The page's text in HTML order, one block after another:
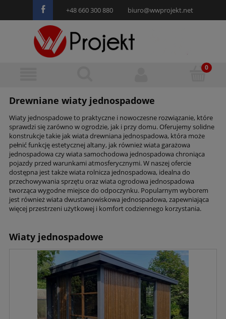
+48 660 300 880 biuro@wwprojekt.net
Drewniane wiaty jednospadowe
Wiaty jednospadowe to praktyczne i nowoczesne rozwiązanie, które
sprawdzi się zarówno w ogrodzie, jak i przy domu. Oferujemy solidne
konstrukcje takie jak wiata drewniana jednospadowa, która może
pełnić funkcję estetycznej altany, jak również wiata garażowa
jednospadowa czy wiata samochodowa jednospadowa chroniąca
pojazdy przed warunkami atmosferycznymi. W naszej ofercie
dostępna jest także wiata rolnicza jednospadowa, idealna do
przechowywania sprzętu oraz wiata ogrodowa jednospadowa
tworząca wygodne miejsce do odpoczynku. Popularnym wyborem
jest również wiata dwustanowiskowa jednospadowa, zapewniająca
więcej przestrzeni użytkowej i komfort codziennego korzystania.
Wiaty jednospadowe